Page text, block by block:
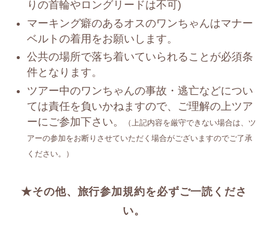
りの首輪やロングリードは不可)
マーキング癖のあるオスのワンちゃんはマナー
ベルトの着用をお願いします。
公共の場所で落ち着いていられることが必須条
件となります。
ツアー中のワンちゃんの事故・逃亡などについ
ては責任を負いかねますので、ご理解の上ツア
ーにご参加下さい。
（上記内容を厳守できない場合は、ツ
アーの参加をお断りさせていただく場合がございますのでご了承
ください。）
★その他、旅行参加規約を必ずご一読くださ
い。